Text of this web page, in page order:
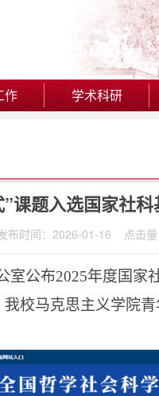
作 学术科研
课题入选国家社
布时间：2026-01-16 点击量
室公布2025年度国家
校马克思主义学院